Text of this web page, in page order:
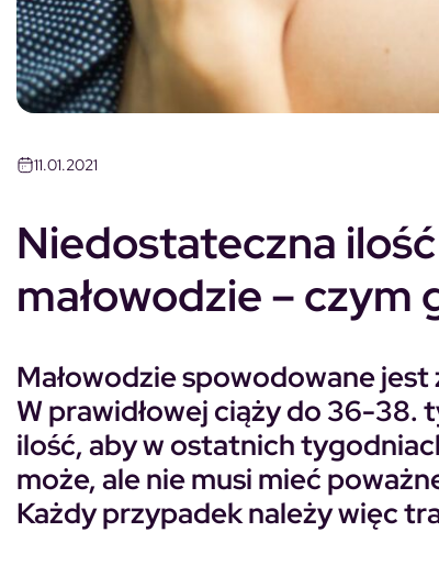
11.01.2021
Niedostateczna
małowodzie – czym
Małowodzie spowodowane jest
W prawidłowej ciąży do 36-38.
ilość, aby w ostatnich
może, ale nie musi mieć
Każdy przypadek należy więc